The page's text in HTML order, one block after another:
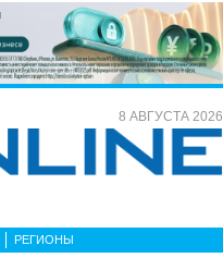
8 АВГУСТА 2026
РЕГИОНЫ